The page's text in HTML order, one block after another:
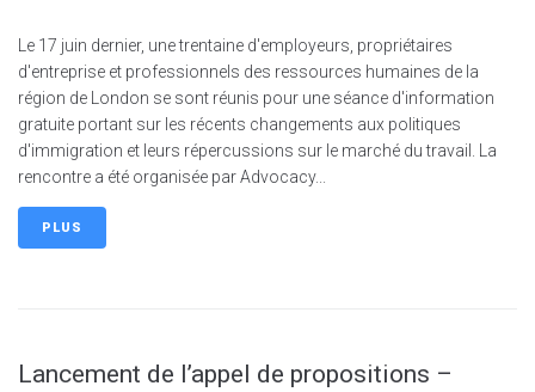
Le 17 juin dernier, une trentaine d'employeurs, propriétaires
d'entreprise et professionnels des ressources humaines de la
région de London se sont réunis pour une séance d'information
gratuite portant sur les récents changements aux politiques
d'immigration et leurs répercussions sur le marché du travail. La
rencontre a été organisée par Advocacy...
PLUS
Lancement de l’appel de propositions –